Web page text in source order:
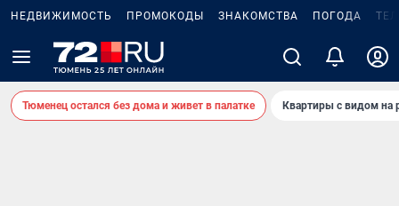
НЕДВИЖИМОСТЬ ПРОМОКОДЫ ЗНАКОМСТВА ПОГОДА
Тюменец остался без дома и живет в палатке Квартиры с видом на